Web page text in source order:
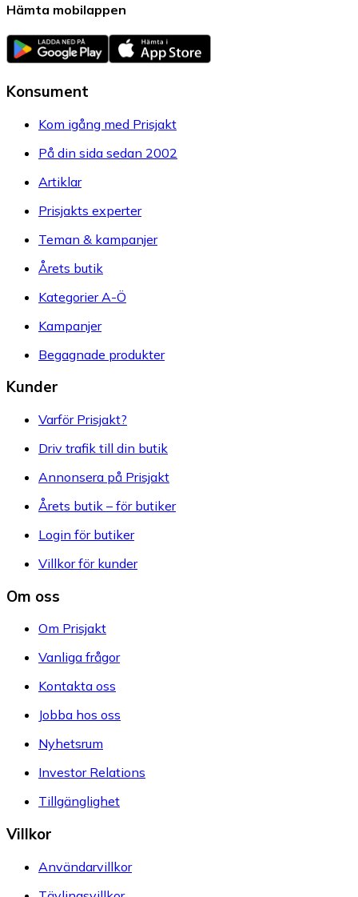
Hämta mobilappen
Konsument
Kom igång med Prisjakt
På din sida sedan 2002
Artiklar
Prisjakts experter
Teman & kampanjer
Årets butik
Kategorier A-Ö
Kampanjer
Begagnade produkter
Kunder
Varför Prisjakt?
Driv trafik till din butik
Annonsera på Prisjakt
Årets butik – för butiker
Login för butiker
Villkor för kunder
Om oss
Om Prisjakt
Vanliga frågor
Kontakta oss
Jobba hos oss
Nyhetsrum
Investor Relations
Tillgänglighet
Villkor
Användarvillkor